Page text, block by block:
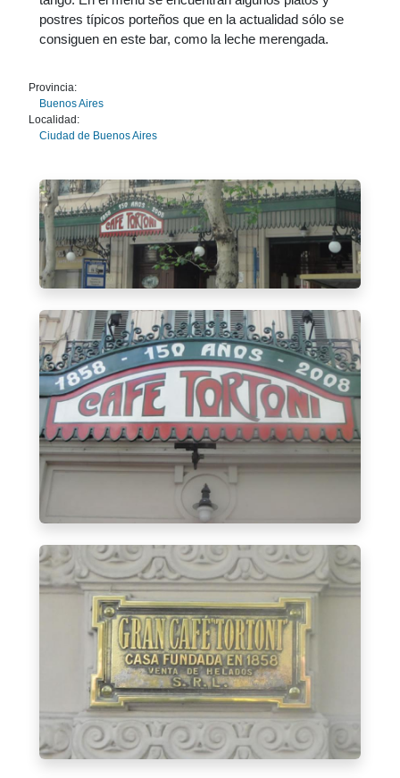
postres típicos porteños que en la actualidad sólo se
consiguen en este bar, como la leche merengada.
Provincia:
Buenos Aires
Localidad:
Ciudad de Buenos Aires